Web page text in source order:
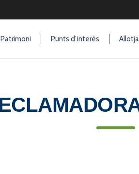
Patrimoni Punts d’interès